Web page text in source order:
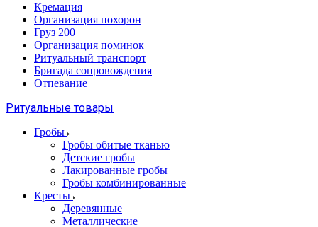
Кремация
Организация похорон
Груз 200
Организация поминок
Ритуальный транспорт
Бригада сопровождения
Отпевание
Ритуальные товары
Гробы
Гробы обитые тканью
Детские гробы
Лакированные гробы
Гробы комбинированные
Кресты
Деревянные
Металлические